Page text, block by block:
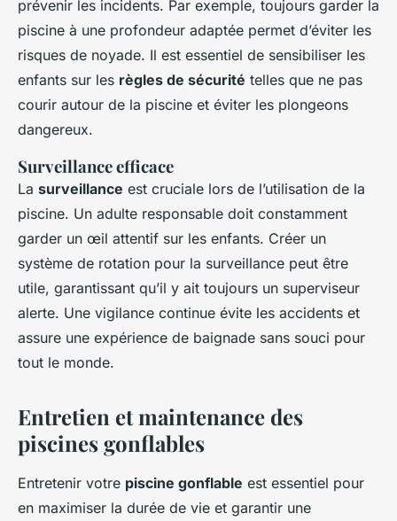
prévenir les incidents. Par exemple, toujours garder la
piscine à une profondeur adaptée permet d’éviter les
risques de noyade. Il est essentiel de sensibiliser les
enfants sur les règles de sécurité telles que ne pas
courir autour de la piscine et éviter les plongeons
dangereux.
Surveillance efficace
La surveillance est cruciale lors de l’utilisation de la
piscine. Un adulte responsable doit constamment
garder un œil attentif sur les enfants. Créer un
système de rotation pour la surveillance peut être
utile, garantissant qu’il y ait toujours un superviseur
alerte. Une vigilance continue évite les accidents et
assure une expérience de baignade sans souci pour
tout le monde.
Entretien et maintenance des
piscines gonflables
Entretenir votre piscine gonflable est essentiel pour
en maximiser la durée de vie et garantir une